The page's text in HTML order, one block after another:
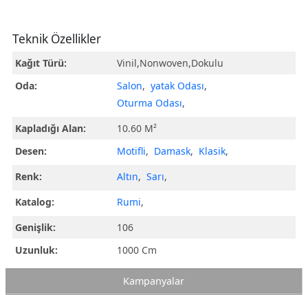
Teknik Özellikler
Kağıt Türü:
Vinil,Nonwoven,Dokulu
Oda:
Salon, yatak Odası,
Oturma Odası,
Kapladığı Alan:
10.60 M²
Desen:
Motifli, Damask, Klasik,
Renk:
Altın, Sarı,
Katalog:
Rumi,
Genişlik:
106
Uzunluk:
1000 Cm
Kampanyalar